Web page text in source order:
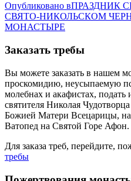
Опубликовано вПРАЗДНИК
СВЯТО-НИКОЛЬСКОМ
МОНАСТЫРЕ
Заказать требы
Вы можете заказать в нашем
проскомидию, неусыпаемую
молебнах и акафистах,
святителя Николая
Божией Матери Всецарицы,
Ватопед на Святой Горе Афон.
Для заказа треб, перейдите,
требы